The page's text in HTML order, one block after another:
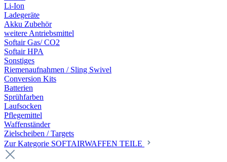
Li-Ion
Ladegeräte
Akku Zubehör
weitere Antriebsmittel
Softair Gas/ CO2
Softair HPA
Sonstiges
Riemenaufnahmen / Sling Swivel
Conversion Kits
Batterien
Sprühfarben
Laufsocken
Pflegemittel
Waffenständer
Zielscheiben / Targets
Zur Kategorie SOFTAIRWAFFEN TEILE